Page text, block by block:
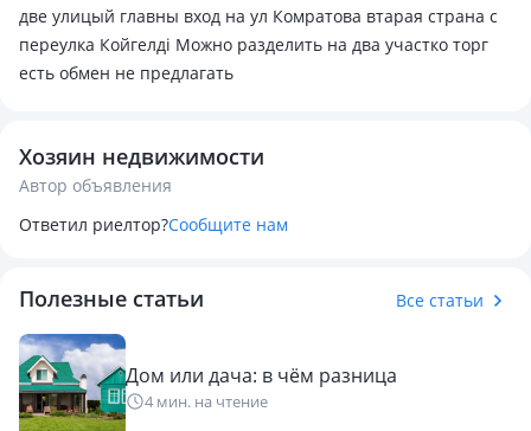
две улицый главны вход на ул Комратова втарая страна с
переулка Койгелді Можно разделить на два участко торг
есть обмен не предлагать
Хозяин недвижимости
Автор объявления
Ответил риелтор?Сообщите нам
Полезные статьи Все статьи
Дом или дача: в чём разница
4 мин. на чтение